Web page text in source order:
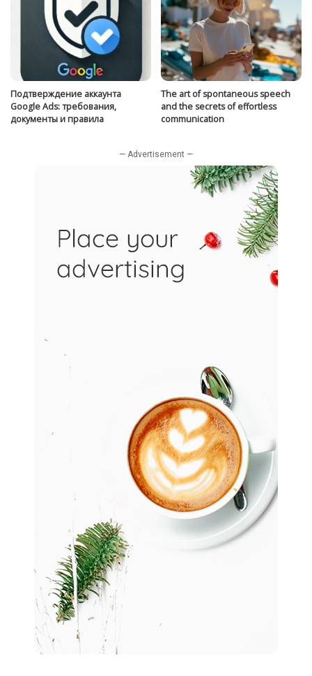
Подтверждение аккаунта
Google Ads: требования,
документы и правила
The art of spontaneous speech
and the secrets of effortless
communication
— Advertisement —